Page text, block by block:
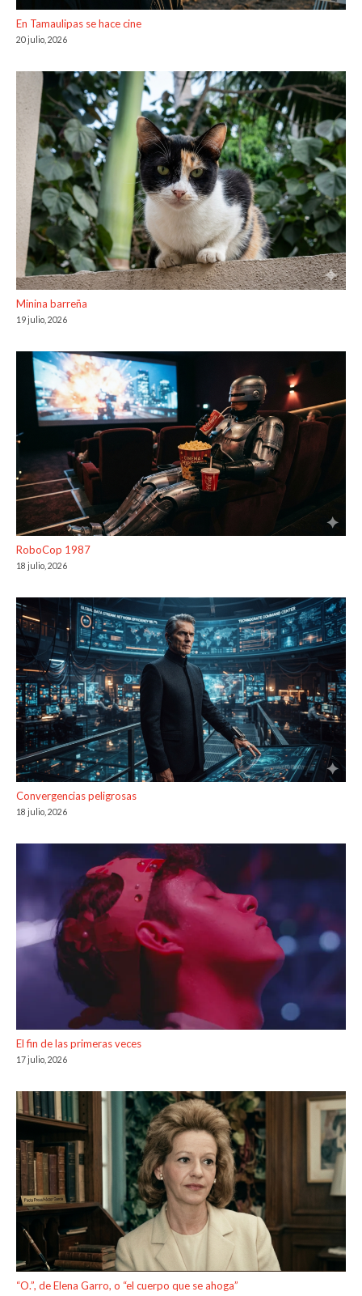
En Tamaulipas se hace cine
20 julio, 2026
Minina barreña
19 julio, 2026
RoboCop 1987
18 julio, 2026
Convergencias peligrosas
18 julio, 2026
El fin de las primeras veces
17 julio, 2026
“O.”, de Elena Garro, o “el cuerpo que se ahoga”